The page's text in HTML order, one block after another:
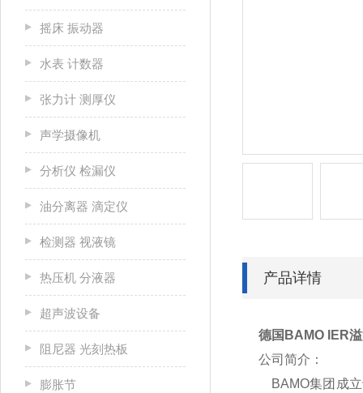
摇床 振动器
水表 计数器
张力计 测厚仪
声学摄像机
分析仪 检漏仪
油分离器 滴定仪
检测器 视液镜
热压机 分液器
超声波设备
阻尼器 光刻热板
膨胀节
产品详情
德国BAMO IER
公司简介：
BAMO集团成立